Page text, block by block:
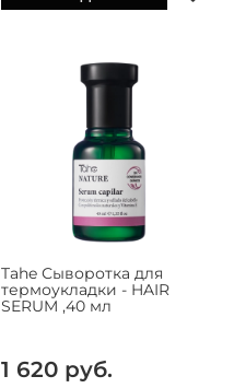
Tahe Сыворотка для
термоукладки - HAIR
SERUM ,40 мл
1 620 руб.